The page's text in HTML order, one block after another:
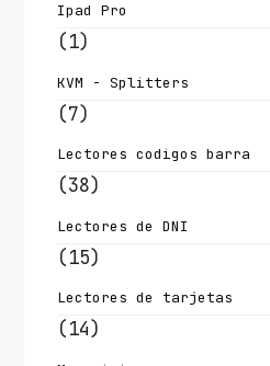
Ipad Pro
(1)
KVM - Splitters
(7)
Lectores codigos barra
(38)
Lectores de DNI
(15)
Lectores de tarjetas
(14)